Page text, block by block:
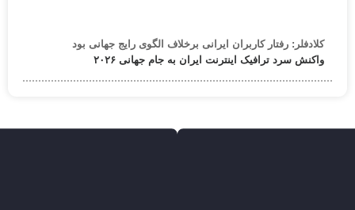
کلادفلر: رفتار کاربران ایرانی برخلاف الگوی رایج جهانی بود
واکنش سرد ترافیک اینترنت ایران به جام جهانی ۲۰۲۶